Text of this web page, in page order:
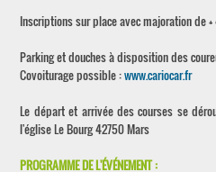
Inscriptions sur place avec majoration de +
Parking et douches à disposition des
Covoiturage possible :www.cariocar.fr
Le départ et arrivée des courses se
l'église Le Bourg 42750 Mars
PROGRAMME DE L'ÉVÉNEMENT :